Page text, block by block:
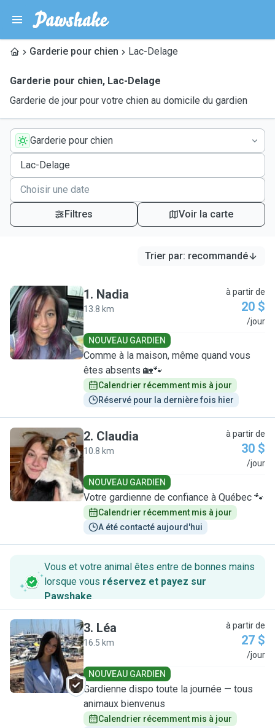
Garderie pour chien Lac-Delage
Garderie pour chien, Lac-Delage
Garderie de jour pour votre chien au domicile du gardien
Garderie pour chien
Filtres Voir la carte
Trier par: recommandé
N
1. Nadia
13.8 km
à partir de
20 $
/jour
NOUVEAU GARDIEN
Comme à la maison, même quand vous
êtes absents 🏡🐾
Calendrier récemment mis à jour
Réservé pour la dernière fois hier
C
2. Claudia
10.8 km
à partir de
30 $
/jour
NOUVEAU GARDIEN
Votre gardienne de confiance à Québec 🐾
Calendrier récemment mis à jour
A été contacté aujourd'hui
Vous et votre animal êtes entre de bonnes mains
lorsque vous réservez et payez sur
Pawshake.
L
3. Léa
16.5 km
à partir de
27 $
/jour
NOUVEAU GARDIEN
Gardienne dispo toute la journée — tous
animaux bienvenus
Calendrier récemment mis à jour